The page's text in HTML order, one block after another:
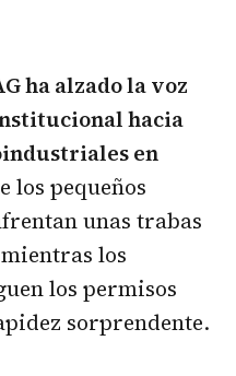
ha alzado la voz
hacia
en
los pequeños
unas trabas
los
los permisos
sorprendente.